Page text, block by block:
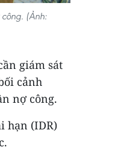
(Ảnh:
giám sát
cảnh
nợ công.
hạn (IDR)